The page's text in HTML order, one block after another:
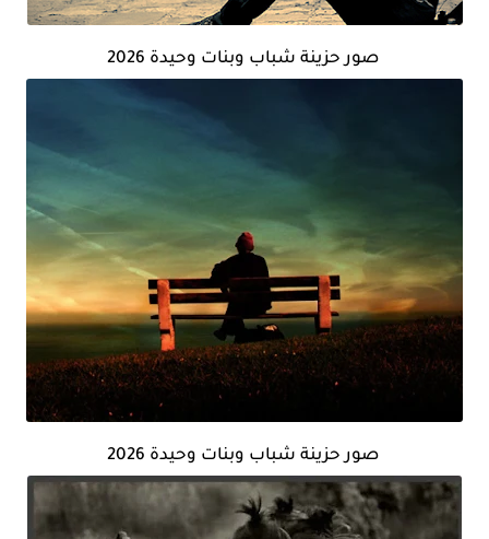
صور حزينة شباب وبنات وحيدة 2026
صور حزينة شباب وبنات وحيدة 2026